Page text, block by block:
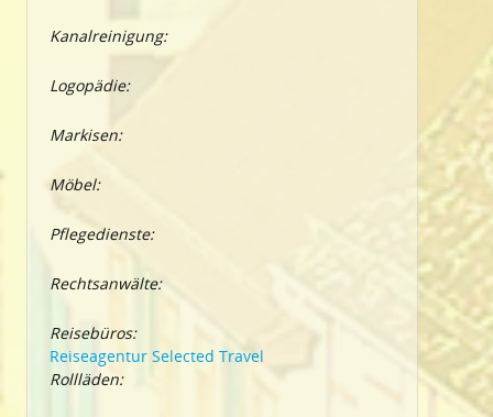
Kanalreinigung:
Logopädie:
Markisen:
Möbel:
Pflegedienste:
Rechtsanwälte:
Reisebüros:
Reiseagentur Selected Travel
Rollläden: